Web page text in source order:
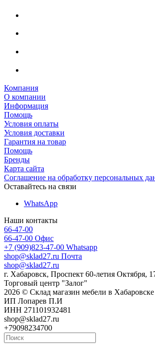
Компания
О компании
Информация
Помощь
Условия оплаты
Условия доставки
Гарантия на товар
Помощь
Бренды
Карта сайта
Соглашение на обработку персональных
Оставайтесь на связи
WhatsApp
Наши контакты
66-47-00
66-47-00 Офис
+7 (909)823-47-00 Whatsapp
shop@sklad27.ru Почта
shop@sklad27.ru
г. Хабаровск, Проспект 60-летия Октября,
Торговый центр "Залог"
2026 © Склад магазин мебели в Хабаровске
ИП Лопарев П.И
ИНН 271101932481
shop@sklad27.ru
+79098234700